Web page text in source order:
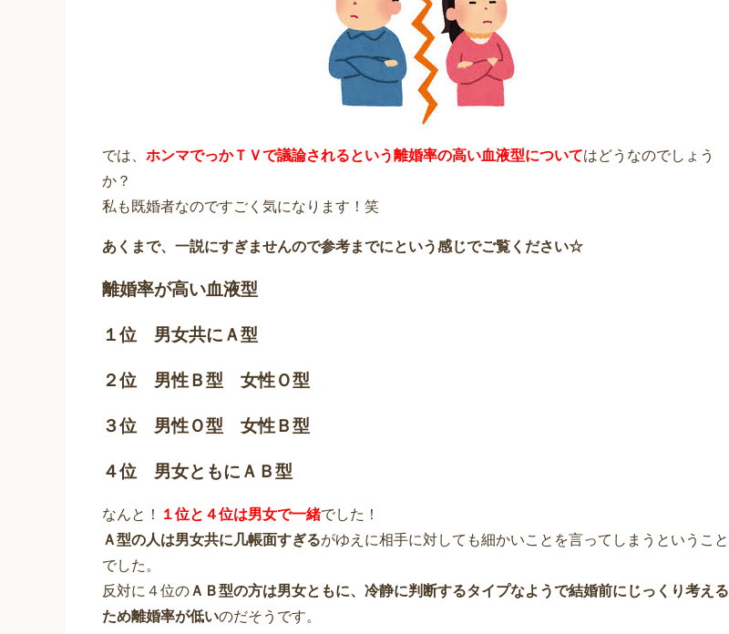
では、 ホンマでっかＴＶで議論されるという離婚率の高い血液型についてはどうなのでしょう
か？
私も既婚者なのですごく気になります！笑
あくまで、一説にすぎませんので参考までにという感じでご覧ください☆
離婚率が高い血液型
１位 男女共にＡ型
２位 男性Ｂ型 女性Ｏ型
３位 男性Ｏ型 女性Ｂ型
４位 男女ともにＡＢ型
なんと！ １位と４位は男女で一緒でした！
Ａ型の人は男女共に几帳面すぎるがゆえに相手に対しても細かいことを言ってしまうということ
でした。
反対に４位の ＡＢ型の方は男女ともに、冷静に判断するタイプなようで結婚前にじっくり考える
ため離婚率が低いのだそうです。